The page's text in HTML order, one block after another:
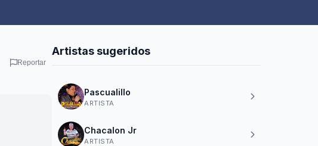
Reportar
Artistas sugeridos
Pascualillo
ARTISTA
Chacalon Jr
ARTISTA